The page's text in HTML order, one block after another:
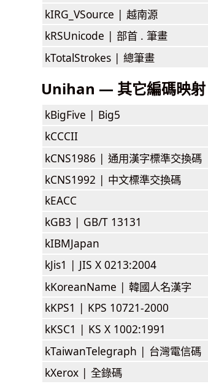
kIRG_VSource | 越南源
kRSUnicode | 部首 . 筆畫
kTotalStrokes | 總筆畫
Unihan — 其它編碼映射
kBigFive | Big5
kCCCII
kCNS1986 | 通用漢字標準交換碼
kCNS1992 | 中文標準交換碼
kEACC
kGB3 | GB/T 13131
kIBMJapan
kJis1 | JIS X 0213:2004
kKoreanName | 韓國人名漢字
kKPS1 | KPS 10721-2000
kKSC1 | KS X 1002:1991
kTaiwanTelegraph | 台灣電信碼
kXerox | 全錄碼